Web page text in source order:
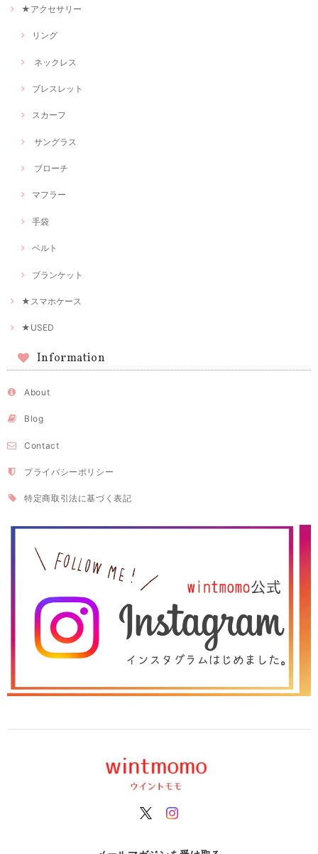
★アクセサリー
リング
ネックレス
ブレスレット
スカーフ
サングラス
ブローチ
マフラー
手袋
ベルト
ブランケット
★スマホケース
★USED
Information
About
Blog
Contact
プライバシーポリシー
特定商取引法に基づく表記